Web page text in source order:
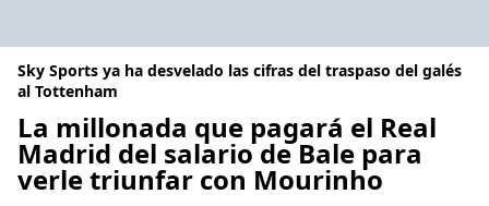
Sky Sports ya ha desvelado las cifras del traspaso del galés
al Tottenham
La millonada que pagará el Real
Madrid del salario de Bale para
verle triunfar con Mourinho